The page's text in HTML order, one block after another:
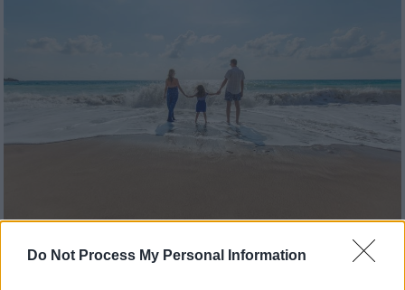
Do Not Process My Personal Information
Προσθέστε το ΕΘΝΟΣ στη Google